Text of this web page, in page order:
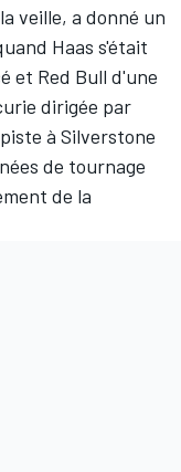
la veille, a donné un
Haas s'était
et Red Bull d'une
dirigée par
à Silverstone
de tournage
de la